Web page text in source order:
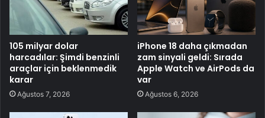
105 milyar dolar
harcadılar: Şimdi benzinli
araçlar için beklenmedik
karar
Ağustos 7, 2026
iPhone 18 daha çıkmadan
zam sinyali geldi: Sırada
Apple Watch ve AirPods da
var
Ağustos 6, 2026